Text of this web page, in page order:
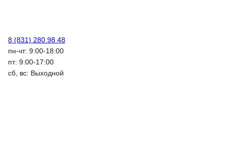
8 (831) 280 98 48
пн-чт: 9:00-18:00
пт: 9:00-17:00
сб, вс: Выходной